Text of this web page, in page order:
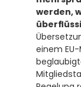
werden,
einem